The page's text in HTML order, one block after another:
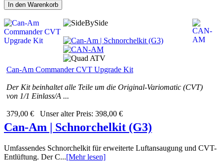
In den Warenkorb
Can-Am Commander CVT Upgrade Kit
Der Kit beinhaltet alle Teile um die Original-Variomatic (CVT)
von 1/1 Einlass/A ...
379,00 € Unser alter Preis: 398,00 €
Can-Am | Schnorchelkit (G3)
Umfassendes Schnorchelkit für erweiterte Luftansaugung und CVT-
Entlüftung. Der C...[Mehr lesen]